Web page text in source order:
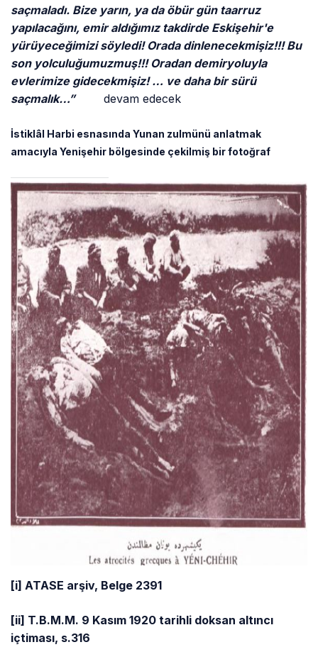
saçmaladı. Bize yarın, ya da öbür gün taarruz
yapılacağını, emir aldığımız takdirde Eskişehir'e
yürüyeceğimizi söyledi! Orada dinlenecekmişiz!!! Bu
son yolculuğumuzmuş!!! Oradan demiryoluyla
evlerimize gidecekmişiz! … ve daha bir sürü
saçmalık…”devam edecek
İstiklâl Harbi esnasında Yunan zulmünü anlatmak
amacıyla Yenişehir bölgesinde çekilmiş bir fotoğraf
[i] ATASE arşiv, Belge 2391
[ii] T.B.M.M. 9 Kasım 1920 tarihli doksan altıncı
içtiması, s.316